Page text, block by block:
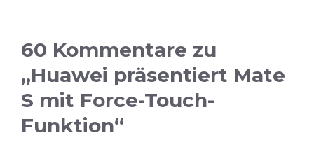
60 Kommentare zu
„Huawei präsentiert Mate
S mit Force-Touch-
Funktion“